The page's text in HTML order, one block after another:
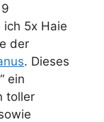
ich 5x Haie
der
. Dieses
ein
toller